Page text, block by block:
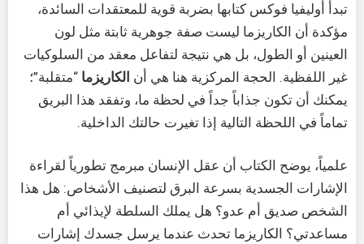
تبدأ أوليفيا فوكس كتابها بضربة قوية للمعتقدات السائدة،
مؤكدة أن الكاريزما ليست صفة جوهرية ثابتة مثل لون
العينين أو الطول، بل هي نتيجة لتفاعل معقد من السلوكيات
غير اللفظية. الحجة المركزية هنا هي أن الكاريزما “متقلبة”؛
يمكنك أن تكون جذاباً جداً في لحظة ما، وتفقد هذا البريق
تماماً في اللحظة التالية إذا تغيرت حالتك الداخلية.
علمياً، يوضح الكتاب أن عقل الإنسان مبرمج تطورياً لقراءة
الإشارات الجسدية بسرعة البرق لتصنيف الأشخاص: هل هذا
الشخص صديق أم عدو؟ هل يملك السلطة لإيذائي أم
مساعدتي؟ الكاريزما تحدث عندما يرسل جسدك إشارات